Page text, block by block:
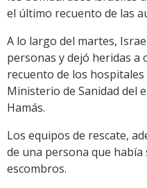
el último recuento de las
A lo largo del martes,
personas y dejó heridas a
recuento de los
Ministerio de Sanidad del
Hamás.
Los equipos de rescate,
de una persona que
escombros.